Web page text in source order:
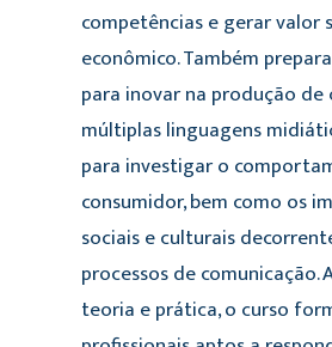
competências e gerar valor
econômico. Também
para inovar na produção
múltiplas linguagens
para investigar o
consumidor, bem como os
sociais e culturais
processos de comunicação.
teoria e prática, o curso